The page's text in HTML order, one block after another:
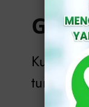
Kutil
tumbuh